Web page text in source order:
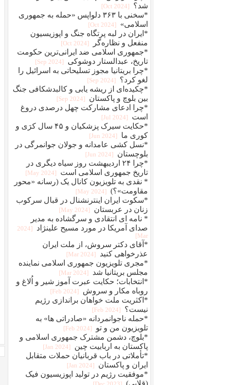
شد؟
[2024 Oct]
*سخنی با ۳۶۳ دلواپس «حمله به جمهوری
اسلامی»
[2024 Oct]
*ایران در لبه پرتگاه جنگ و اپوزیسیون
منفعل و نظاره‌گر
[2024 Oct]
*جمهوری اسلامی ضد ایرانی‌ترین حکومت
تاریخ، عبدالستار دوشوکی
[2024 Sep]
*چرا بریتانیا مجوز تسلیحاتی به اسرائیل را
لغو کرد؟
[2024 Sep]
*چکیده‌ای از ریشه یابی و کالبدشکافی جنگ
بین بلوچ و پاکستان
[2024 Sep]
*چرا ادعای مشارکت چهل درصدی دروغ
است
[2024 Jul]
*حکایت سیرک پزشکیان و ۴۵ سال کرَی و
کوری ما
[2024 Jun]
*نسل کشی عامدانه و جولان جوانمرگی در
بلوچستان
[2024 Jun]
*چرا ۲۴ اردیبهشت روز سیاه دیگری در
تاریخ جمهوری اسلامی است
[2024 May]
* نقدی به تلویزیون کانال یک (رسانه «محور
مقاومت»؟)
[2024 May]
*سکوت ایران اینترنشنال در قبال سرکوب
زنان در عربستان
[2024 May]
* نامه ای انتقادی و سرگشاده به مدیر
صدای آمریکا در مورد مسیح علینژاد
[2024
Mar]
*آقای دکتر سروش، از ملت ایران
عذرخواهی کنید
[2024 Mar]
*مجری تلویزیون جمهوری اسلامی نماینده
مجلس بریتانیا شد
[2024 Mar]
*انتخابات؛ حکایت عبرت آموز شیر و اُلاغ و
روباه مکار و سروش
[2024 Feb]
*اکثریت ملت خواهان براندازی رژیم
نیست؟
[2024 Feb]
*حمله ناجوانمردانه «صادراتی ها» به
تلویزیون من و تو
[2024 Feb]
*بلوچ، دشمن مشترک جمهوری اسلامی و
پاکستان به اربابیت چین
[2024 Jan]
*تأملاتی در باب قربانیان حملات متقابل
ایران و پاکستان
[2024 Jan]
*موفقیت رژیم در تولید اپوزیسیون فیک